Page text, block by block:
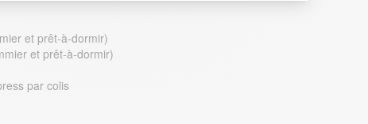
et prêt-à-dormir)
et prêt-à-dormir)
par colis